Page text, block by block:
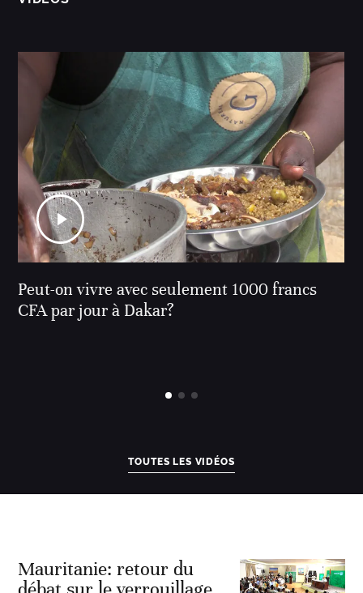
Peut-on vivre avec seulement 1000 francs
CFA par jour à Dakar?
TOUTES LES VIDÉOS
Mauritanie: retour du